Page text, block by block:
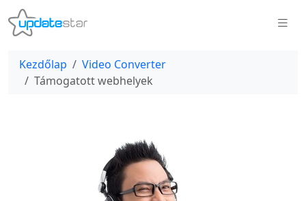
Kezdőlap
Video Converter
Támogatott webhelyek